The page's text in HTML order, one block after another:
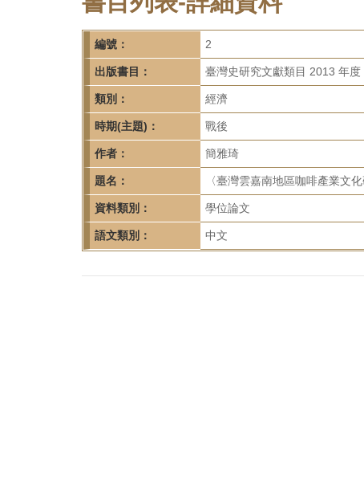
研
究
所-
首
頁
編號： 2
出版書目： 臺灣史研究文獻類目 2013 年度
類別： 經濟
時期(主題)： 戰後
作者： 簡雅琦
題名： 〈臺灣雲嘉南地區咖啡產業文
資料類別： 學位論文
語文類別： 中文